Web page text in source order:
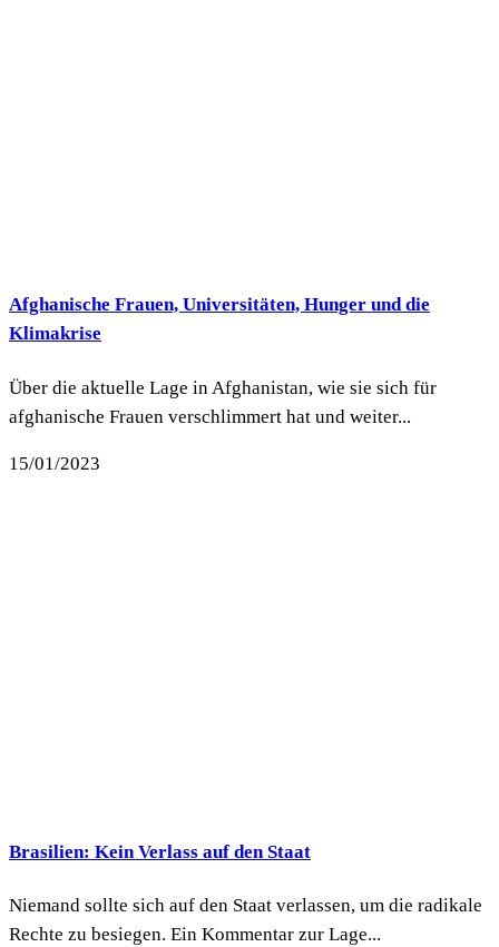
Afghanische Frauen, Universitäten, Hunger und die
Klimakrise
Über die aktuelle Lage in Afghanistan, wie sie sich für
afghanische Frauen verschlimmert hat und weiter...
15/01/2023
Brasilien: Kein Verlass auf den Staat
Niemand sollte sich auf den Staat verlassen, um die radikale
Rechte zu besiegen. Ein Kommentar zur Lage...